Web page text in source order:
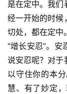
是在定中。我们
经一开始的时候
切处，都在定中。
“增长安忍”。
说安忍呢？对于
以守住你的本
慧、有了妙定